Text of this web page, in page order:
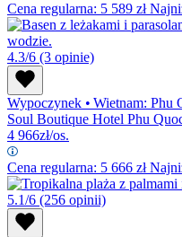
Cena regularna: 5 589 zł
4.3/6 (3 opinie)
Wypoczynek • Wietnam: Phu
Soul Boutique Hotel Phu
4 966zł/os.
Cena regularna: 5 666 zł
5.1/6 (256 opinii)